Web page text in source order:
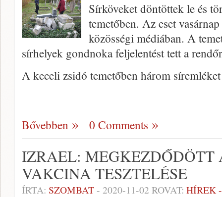
Sírköveket döntöttek le és
temetőben. Az eset
közösségi médiában. A
sírhelyek gondnoka feljelentést tett a
A keceli zsidó temetőben három
Bővebben 0 Comments
IZRAEL: MEGKEZDŐDÖTT
VAKCINA TESZTELÉSE
ÍRTA: SZOMBAT- 2020-11-02 ROVAT: HÍREK